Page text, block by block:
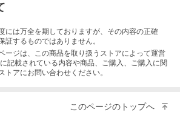
羽のように軽くて薄いノートPC用ケースで
には万全を期しておりますが、その内容の正確
証するものではありません。
ージは、この商品を取り扱うストアによって運営
記載されている内容や商品、ご購入 、ご購入に関
トアにお問い合わせください。
このページのトップへ